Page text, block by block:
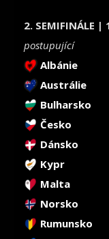
2. SEMIFINÁLE
postupující
Albánie
Austrálie
Bulharsko
Česko
Dánsko
Kypr
Malta
Norsko
Rumunsko